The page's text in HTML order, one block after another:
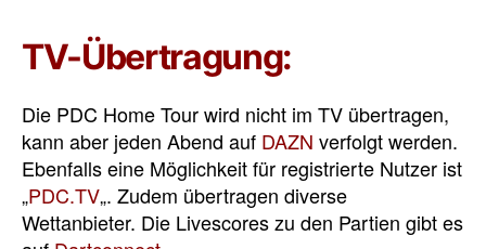
TV-Übertragung:
Die PDC Home Tour wird nicht im TV übertragen,
kann aber jeden Abend auf DAZN verfolgt werden.
Ebenfalls eine Möglichkeit für registrierte Nutzer ist
„PDC.TV„. Zudem übertragen diverse
Wettanbieter. Die Livescores zu den Partien gibt es